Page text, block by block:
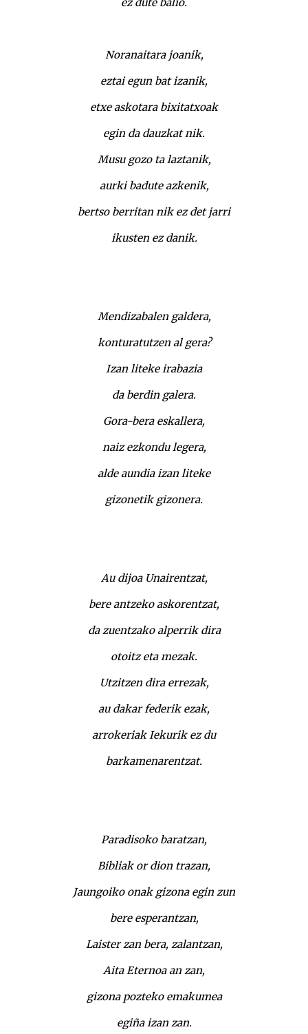
ez dute balio.
Noranaitara joanik,
eztai egun bat izanik,
etxe askotara bixitatxoak
egin da dauzkat nik.
Musu gozo ta laztanik,
aurki badute azkenik,
bertso berritan nik ez det jarri
ikusten ez danik.
Mendizabalen galdera,
konturatutzen al gera?
Izan liteke irabazia
da berdin galera.
Gora-bera eskallera,
naiz ezkondu legera,
alde aundia izan liteke
gizonetik gizonera.
Au dijoa Unairentzat,
bere antzeko askorentzat,
da zuentzako alperrik dira
otoitz eta mezak.
Utzitzen dira errezak,
au dakar federik ezak,
arrokeriak Iekurik ez du
barkamenarentzat.
Paradisoko baratzan,
Bibliak or dion trazan,
Jaungoiko onak gizona egin zun
bere esperantzan,
Laister zan bera, zalantzan,
Aita Eternoa an zan,
gizona pozteko emakumea
egiña izan zan.